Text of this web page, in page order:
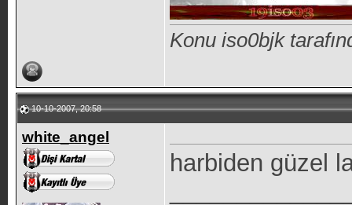
Konu iso0bjk
10-10-2007, 20:58
white_angel
harbiden güzel